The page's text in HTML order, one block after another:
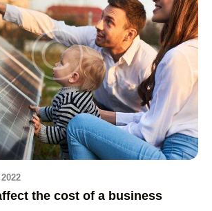
the cost of a business